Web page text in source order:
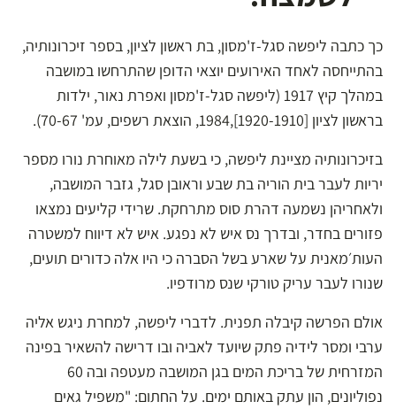
כך כתבה ליפשה סגל-ז'מסון, בת ראשון לציון, בספר זיכרונותיה,
בהתייחסה לאחד האירועים יוצאי הדופן שהתרחשו במושבה
במהלך קיץ 1917 (ליפשה סגל-ז'מסון ואפרת נאור, ילדות
בראשון לציון [1920-1910],1984, הוצאת רשפים, עמ' 70-67).
בזיכרונותיה מציינת ליפשה, כי בשעת לילה מאוחרת נורו מספר
יריות לעבר בית הוריה בת שבע וראובן סגל, גזבר המושבה,
ולאחריהן נשמעה דהרת סוס מתרחקת. שרידי קליעים נמצאו
פזורים בחדר, ובדרך נס איש לא נפגע. איש לא דיווח למשטרה
העות׳מאנית על שארע בשל הסברה כי היו אלה כדורים תועים,
שנורו לעבר עריק טורקי שנס מרודפיו.
אולם הפרשה קיבלה תפנית. לדברי ליפשה, למחרת ניגש אליה
ערבי ומסר לידיה פתק שיועד לאביה ובו דרישה להשאיר בפינה
המזרחית של בריכת המים בגן המושבה מעטפה ובה 60
נפוליונים, הון עתק באותם ימים. על החתום: "משפיל גאים